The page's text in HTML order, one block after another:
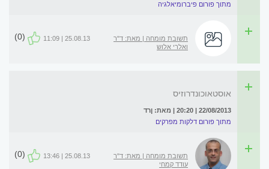
מתוך פורום פיברומיאלגיה
תשובת מומחה | מאת: ד"ר
ואלרי אלוש
25.08.13 | 11:09
(0)
אוסטאוכונדרוזיס
22/08/2013 | 20:20 | מאת: ןרד
מתוך פורום דלקות מפרקים
תשובת מומחה | מאת: ד"ר
עודד קמחי
25.08.13 | 13:46
(0)